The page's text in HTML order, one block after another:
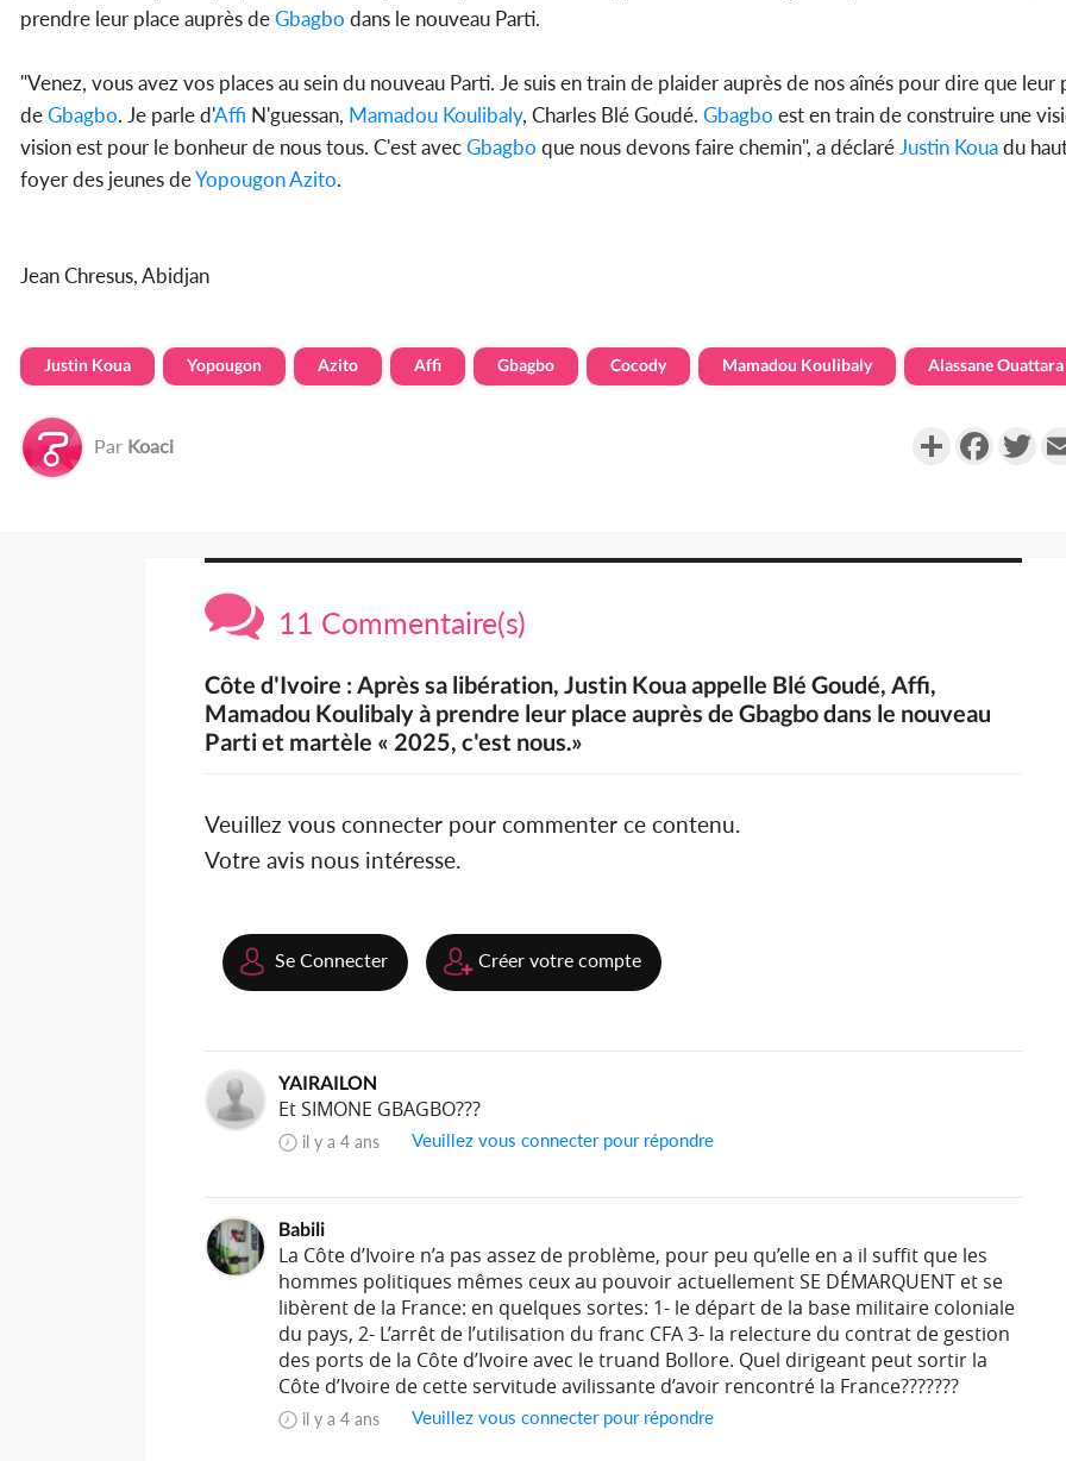
prendre leur place auprès deGbagbo dans le nouveau Parti.
"Venez, vous avez vos places au sein du nouveau Parti. Je suis en train de plaider auprès de nos aînés pour dire que leur
deGbagbo. Je parle d'Affi N'guessan, Mamadou Koulibaly, Charles Blé Goudé. Gbagbo est en train de construire une
vision est pour le bonheur de nous tous. C'est avecGbagbo que nous devons faire chemin", a déclaré Justin Kouadu
foyer des jeunes deYopougonAzito.
Jean Chresus, Abidjan
Justin Koua Yopougon Azito Affi Gbagbo Cocody Mamadou Koulibaly Alassane Ouattara
Par Koaci Partager
11 Commentaire(s)
Côte d'Ivoire : Après sa libération, Justin Koua appelle Blé Goudé, Affi,
Mamadou Koulibaly à prendre leur place auprès de Gbagbo dans le nouveau
Parti et martèle « 2025, c'est nous.»
Veuillez vous connecter pour commenter ce contenu.
Votre avis nous intéresse.
Se Connecter Créer votre compte
YAIRAILON
Et SIMONE GBAGBO???
il y a 4 ans Veuillez vous connecter pour répondre
Babili
La Côte d’Ivoire n’a pas assez de problème, pour peu qu’elle en a il suffit que les
hommes politiques mêmes ceux au pouvoir actuellement SE DÉMARQUENT et se
libèrent de la France: en quelques sortes: 1- le départ de la base militaire coloniale
du pays, 2- L’arrêt de l’utilisation du franc CFA 3- la relecture du contrat de gestion
des ports de la Côte d’Ivoire avec le truand Bollore. Quel dirigeant peut sortir la
Côte d’Ivoire de cette servitude avilissante d’avoir rencontré la France???????
il y a 4 ans Veuillez vous connecter pour répondre